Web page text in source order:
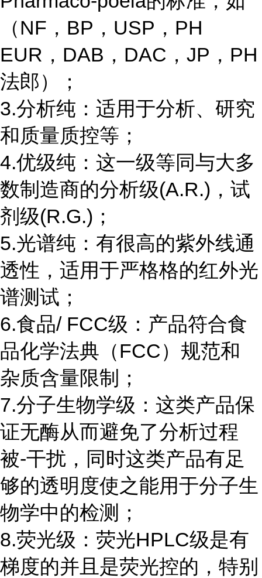
（NF，BP，USP，PH
EUR，DAB，DAC，JP，PH
法郎）；
3.分析纯：适用于分析、研究
和质量质控等；
4.优级纯：这一级等同与大多
数制造商的分析级(A.R.)，试
剂级(R.G.)；
5.光谱纯：有很高的紫外线通
透性，适用于严格格的红外光
谱测试；
6.食品/ FCC级：产品符合食
品化学法典（FCC）规范和
杂质含量限制；
7.分子生物学级：这类产品保
证无酶从而避免了分析过程
被-干扰，同时这类产品有足
够的透明度使之能用于分子生
物学中的检测；
8.荧光级：荧光HPLC级是有
梯度的并且是荧光控的，特别